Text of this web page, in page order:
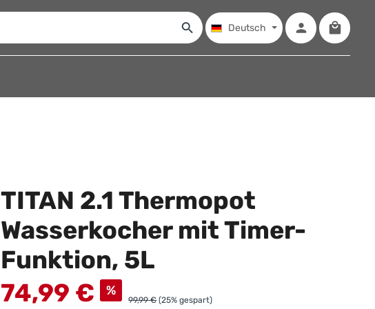
Deutsch
TITAN 2.1 Thermopot
Wasserkocher mit Timer-
Funktion, 5L
Verkaufspreis:
74,99 € %
99,99 € (25% gespart)